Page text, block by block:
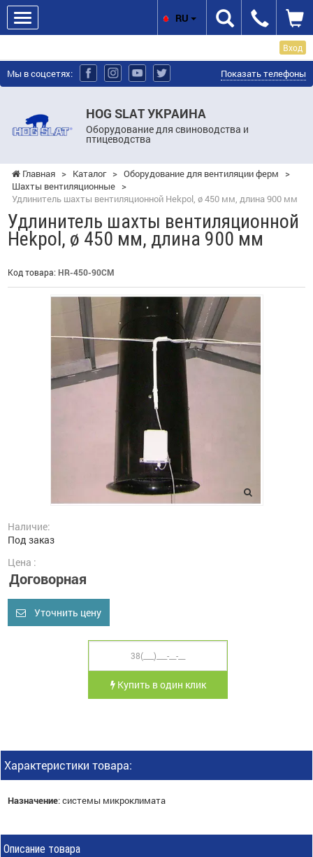
Вход
Мы в соцсетях: Показать телефоны
HOG SLAT УКРАИНА
Оборудование для свиноводства и
птицеводства
RU
Главная > Каталог > Оборудование для вентиляции ферм
>
Шахты вентиляционные >
Удлинитель шахты вентиляционной Hekpol, ø 450 мм, длина 900 мм
Удлинитель шахты вентиляционной
Hekpol, ø 450 мм, длина 900 мм
Код товара: HR-450-90CM
Наличие:
Под заказ
Цена :
Договорная
Уточнить цену
Купить в один клик
Характеристики товара:
Назначение:системы микроклимата
Описание товара